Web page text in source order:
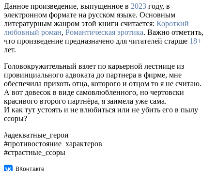
Данное произведение, выпущенное в 2023 году, в
электронном формате на русском языке. Основным
литературным жанром этой книги считается: Короткий
любовный роман, Романтическая эротика. Важно отметить,
что произведение предназначено для читателей старше 18+
лет.
Головокружительный взлет по карьерной лестнице из
провинциального адвоката до партнера в фирме, мне
обеспечила прихоть отца, которого и отцом то я не считаю.
А вот довесок в виде самовлюбленного, но чертовски
красивого второго партнёра, я заимела уже сама.
И как тут устоять и не влюбиться или не убить его в пылу
ссоры?
#адекватные_герои
#противостояние_характеров
#страстные_ссоры
ВКонтакте